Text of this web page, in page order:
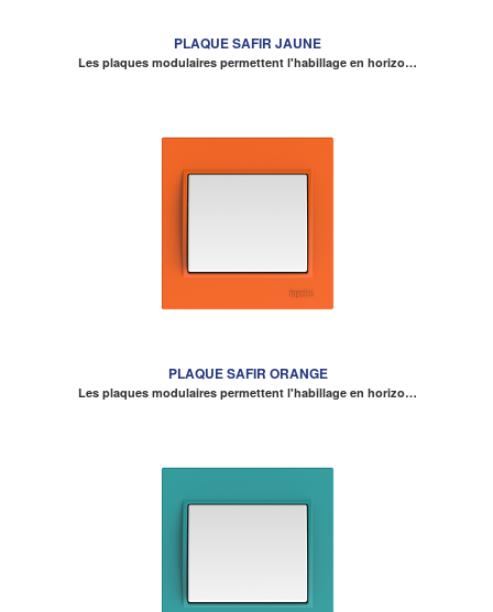
PLAQUE SAFIR JAUNE
Les plaques modulaires permettent l'habillage en horizo…
PLAQUE SAFIR ORANGE
Les plaques modulaires permettent l'habillage en horizo…